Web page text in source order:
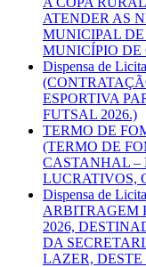
ATENDER AS
MUNICIPAL DE
MUNICÍPIO
Dispensa de
ESPORTIVA
FUTSAL 2026.)
TERMO DE
(TERMO DE
CASTANHAL –
LUCRATIVOS,
Dispensa de
ARBITRAGEM
2026,
DA
LAZER,